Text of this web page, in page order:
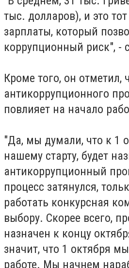
тыс. долларов), и это
зарплаты, который
коррупционный риск", -
Кроме того, он отметил,
антикоррупционного
повлияет на начало
"Да, мы думали, что к 1
нашему старту, будет
антикоррупционный
процесс затянулся,
работать конкурсная
выбору. Скорее всего,
назначен к концу
значит, что 1 октября
работе. Мы начнем